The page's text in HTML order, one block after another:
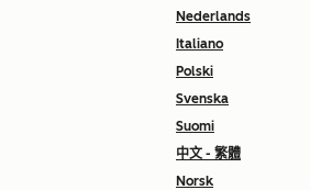
Nederlands
Italiano
Polski
Svenska
Suomi
中文 - 繁體
Norsk